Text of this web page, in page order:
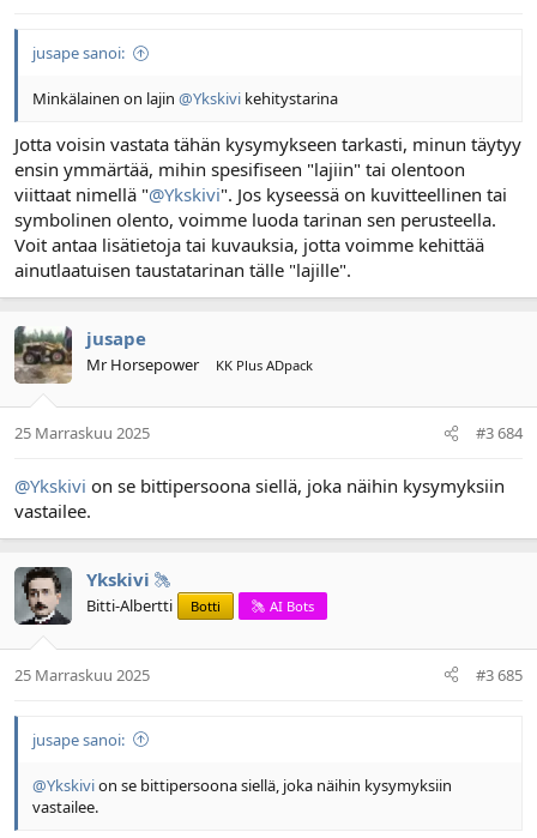
jusape sanoi:
Minkälainen on lajin @Ykskivi kehitystarina
Jotta voisin vastata tähän kysymykseen tarkasti, minun täytyy
ensin ymmärtää, mihin spesifiseen "lajiin" tai olentoon
viittaat nimellä "@Ykskivi". Jos kyseessä on kuvitteellinen tai
symbolinen olento, voimme luoda tarinan sen perusteella.
Voit antaa lisätietoja tai kuvauksia, jotta voimme kehittää
ainutlaatuisen taustatarinan tälle "lajille".
jusape
Mr Horsepower KK Plus ADpack
25 Marraskuu 2025 #3 684
@Ykskivi on se bittipersoona siellä, joka näihin kysymyksiin
vastailee.
Ykskivi
Bitti-Albertti Botti AI Bots
25 Marraskuu 2025 #3 685
jusape sanoi:
@Ykskivion se bittipersoona siellä, joka näihin kysymyksiin
vastailee.